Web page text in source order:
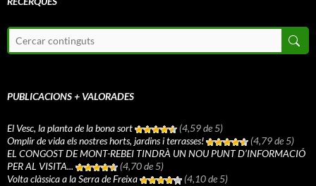
PUBLICACIONS + VALORADES
El Vesc, la planta de la bona sort
(4,59 de 5)
Omplir de vida els nostres horts, jardins i terrasses!
(4,79 de 5)
EL CONGOST DE MONT-REBEI TINDRÀ UN NOU PUNT D’INFORMACIÓ
PER AL VISITA...
(4,70 de 5)
Volta clàssica a la Serra de Freixa
(4,10 de 5)